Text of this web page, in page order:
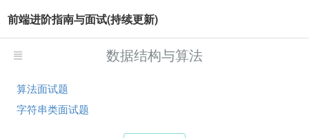
前端进阶指南与面试(持续更新)
数据结构与算法
算法面试题
字符串类面试题